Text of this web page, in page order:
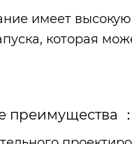
имеет
которая
преимущества ：